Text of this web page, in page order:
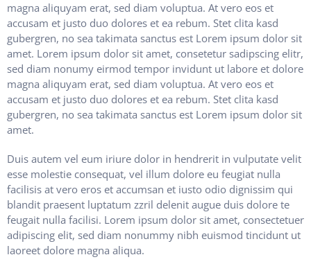
magna aliquyam erat, sed diam voluptua. At vero eos et
accusam et justo duo dolores et ea rebum. Stet clita kasd
gubergren, no sea takimata sanctus est Lorem ipsum dolor sit
amet. Lorem ipsum dolor sit amet, consetetur sadipscing elitr,
sed diam nonumy eirmod tempor invidunt ut labore et dolore
magna aliquyam erat, sed diam voluptua. At vero eos et
accusam et justo duo dolores et ea rebum. Stet clita kasd
gubergren, no sea takimata sanctus est Lorem ipsum dolor sit
amet.
Duis autem vel eum iriure dolor in hendrerit in vulputate velit
esse molestie consequat, vel illum dolore eu feugiat nulla
facilisis at vero eros et accumsan et iusto odio dignissim qui
blandit praesent luptatum zzril delenit augue duis dolore te
feugait nulla facilisi. Lorem ipsum dolor sit amet, consectetuer
adipiscing elit, sed diam nonummy nibh euismod tincidunt ut
laoreet dolore magna aliqua.